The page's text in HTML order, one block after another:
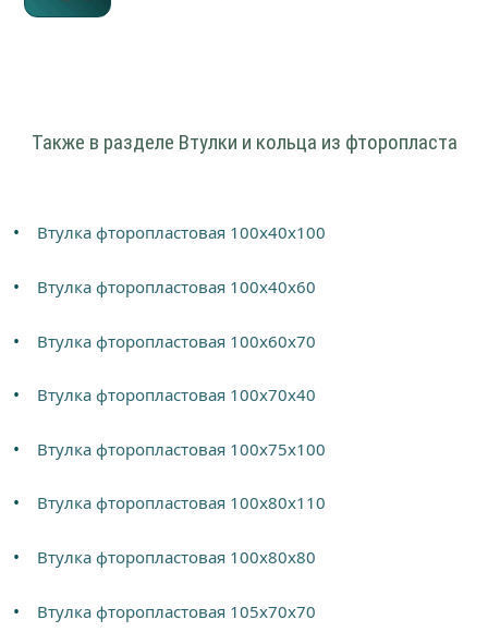
Также в разделе Втулки и кольца из фторопласта
Втулка фторопластовая 100х40х100
Втулка фторопластовая 100х40х60
Втулка фторопластовая 100х60х70
Втулка фторопластовая 100х70х40
Втулка фторопластовая 100х75х100
Втулка фторопластовая 100х80х110
Втулка фторопластовая 100х80х80
Втулка фторопластовая 105х70х70